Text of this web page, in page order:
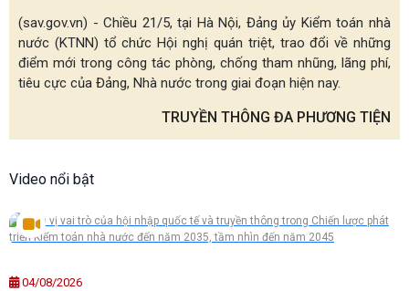
(sav.gov.vn) - Chiều 21/5, tại Hà Nội, Đảng ủy Kiểm toán nhà
nước (KTNN) tổ chức Hội nghị quán triệt, trao đổi về những
điểm mới trong công tác phòng, chống tham nhũng, lãng phí,
tiêu cực của Đảng, Nhà nước trong giai đoạn hiện nay.
TRUYỀN THÔNG ĐA PHƯƠNG TIỆN
Video nổi bật
04/08/2026